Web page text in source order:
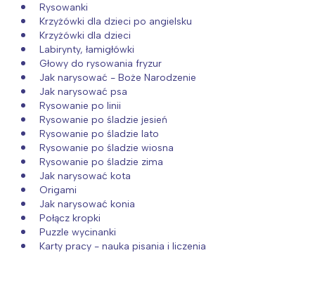
Rysowanki
Krzyżówki dla dzieci po angielsku
Krzyżówki dla dzieci
Labirynty, łamigłówki
Głowy do rysowania fryzur
Jak narysować - Boże Narodzenie
Jak narysować psa
Rysowanie po linii
Rysowanie po śladzie jesień
Rysowanie po śladzie lato
Rysowanie po śladzie wiosna
Rysowanie po śladzie zima
Jak narysować kota
Origami
Jak narysować konia
Połącz kropki
Puzzle wycinanki
Karty pracy - nauka pisania i liczenia